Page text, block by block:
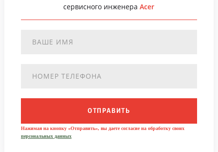
сервисного инженераAcer
ОТПРАВИТЬ
Нажимая на кнопку «Отправить», вы даете согласие на обработку своих
персональных данных